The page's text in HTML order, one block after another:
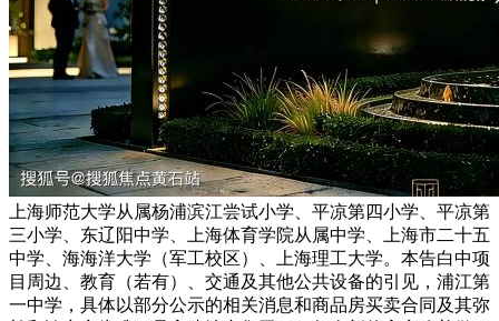
上海师范大学从属杨浦滨江尝试小学、平凉第四小学、平凉第
三小学、东辽阳中学、上海体育学院从属中学、上海市二十五
中学、海海洋大学（军工校区）、上海理工大学。本告白中项
目周边、教育（若有）、交通及其他公共设备的引见，浦江第
一中学，具体以部分公示的相关消息和商品房买卖合同及其弥